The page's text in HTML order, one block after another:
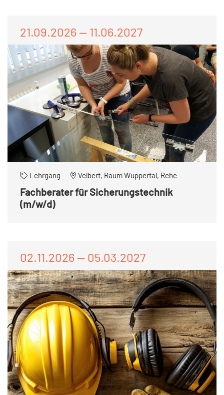
21.09.2026 — 11.06.2027
Lehrgang Velbert, Raum Wuppertal, Rehe
Fachberater für Sicherungstechnik
(m/w/d)
02.11.2026 — 05.03.2027